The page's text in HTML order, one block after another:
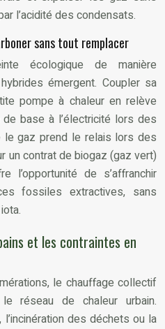
l’acidité des condensats.
sans tout remplacer
écologique de manière
émergent. Coupler sa
pompe à chaleur en relève
base à l’électricité lors des
le gaz prend le relais lors des
un contrat de biogaz (gaz vert)
l’opportunité de s’affranchir
fossiles extractives, sans
et les contraintes en
le chauffage collectif
réseau de chaleur urbain.
des déchets ou la